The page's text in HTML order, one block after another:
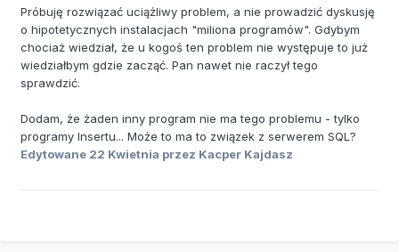
Próbuję rozwiązać uciążliwy problem, a nie prowadzić dyskusję
o hipotetycznych instalacjach "miliona programów". Gdybym
chociaż wiedział, że u kogoś ten problem nie występuje to już
wiedziałbym gdzie zacząć. Pan nawet nie raczył tego
sprawdzić.
Dodam, że żaden inny program nie ma tego problemu - tylko
programy Insertu... Może to ma to związek z serwerem SQL?
Edytowane 22 Kwietnia przez Kacper Kajdasz